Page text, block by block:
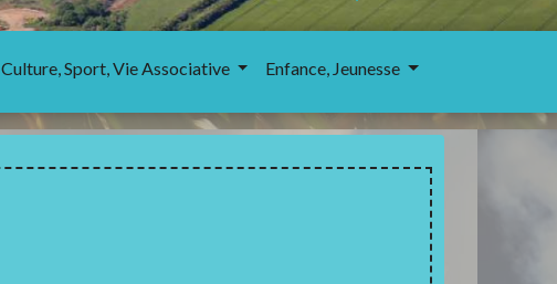
Culture, Sport, Vie Associative Enfance, Jeunesse